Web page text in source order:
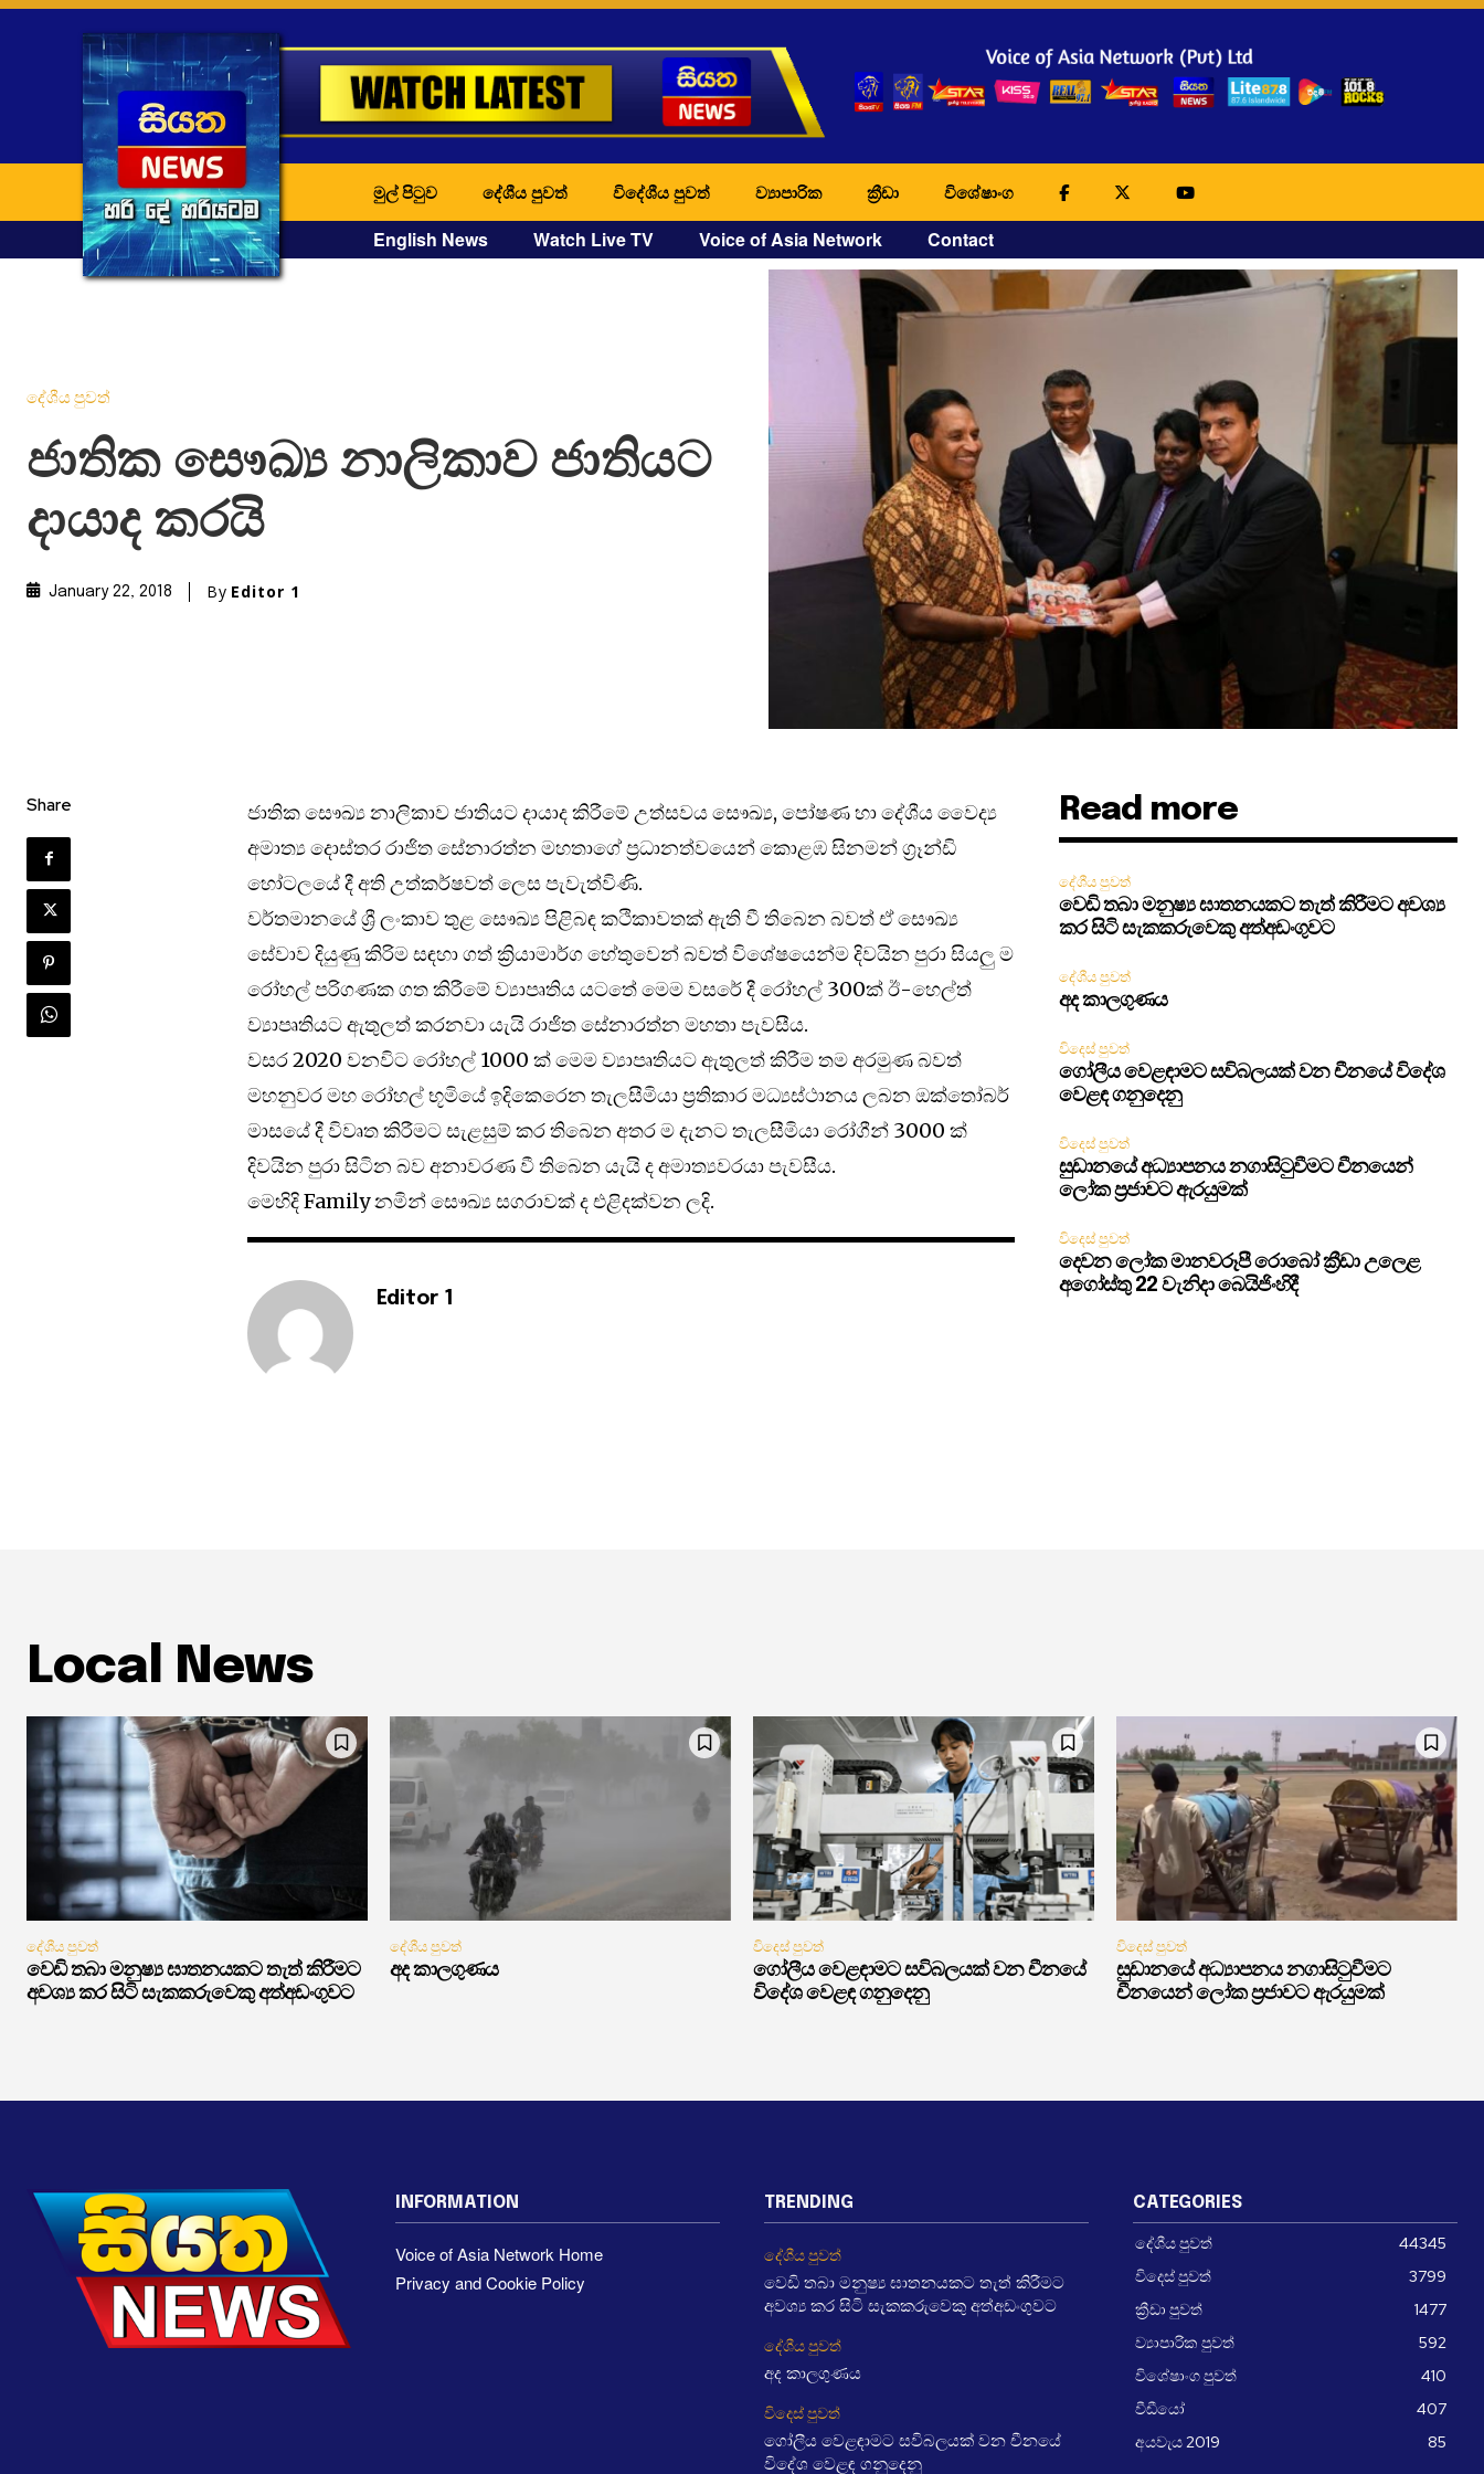
මුල් පිටුව දේශීය පුවත් විදේශීය පුවත් ව්‍යාපාරික ක්‍රීඩා විශේෂාංග
English News Watch Live TV Voice of Asia Network Contact
දේශීය පුවත්
ජාතික සෞඛ්‍ය නාලිකාව ජාතියට
දායාද කරයි
January 22, 2018 By Editor 1
Share
ජාතික සෞඛ්‍ය නාලිකාව ජාතියට දායාද කිරීමේ උත්සවය සෞඛ්‍ය, පෝෂණ හා දේශීය වෛද්‍ය
අමාත්‍ය දොස්තර රාජිත සේනාරත්න මහතාගේ ප්‍රධානත්වයෙන් කොළඹ සිනමන් ග්‍රෑන්ඩි
හෝටලයේ දී අති උත්කර්ෂවත් ලෙස පැවැත්විණි.
වර්තමානයේ ශ්‍රී ලංකාව තුළ සෞඛ්‍ය පිළිබඳ කථිකාවතක් ඇති වී තිබෙන බවත් ඒ සෞඛ්‍ය
සේවාව දියුණු කිරිම සඳහා ගත් ක්‍රියාමාර්ග හේතුවෙන් බවත් විශේෂයෙන්ම දිවයින පුරා සියලු ම
රෝහල් පරිගණක ගත කිරීමේ ව්‍යාපෘතිය යටතේ මෙම වසරේ දී රෝහල් 300ක් ඊ-හෙල්ත්
ව්‍යාපෘතියට ඇතුලත් කරනවා යැයි රාජිත සේනාරත්න මහතා පැවසීය.
වසර 2020 වනවිට රෝහල් 1000 ක් මෙම ව්‍යාපෘතියට ඇතුලත් කිරීම තම අරමුණ බවත්
මහනුවර මහ රෝහල් භූමියේ ඉදිකෙරෙන තැලසීමියා ප්‍රතිකාර මධ්‍යස්ථානය ලබන ඔක්තෝබර්
මාසයේ දී විවෘත කිරීමට සැළසුම් කර තිබෙන අතර ම දැනට තැලසීමියා රෝගීන් 3000 ක්
දිවයින පුරා සිටින බව අනාවරණ වී තිබෙන යැයි ද අමාත්‍යවරයා පැවසීය.
මෙහිදි Family නමින් සෞඛ්‍ය සගරාවක් ද එළිදක්වන ලදි.
Editor 1
Read more
දේශීය පුවත්
වෙඩි තබා මනුෂ්‍ය ඝාතනයකට තැත් කිරීමට අවශ්‍ය
කර සිටි සැකකරුවෙකු අත්අඩංගුවට
දේශීය පුවත්
අද කාලගුණය
විදෙස් පුවත්
ගෝලීය වෙළඳාමට සවිබලයක් වන චීනයේ විදේශ
වෙළඳ ගනුදෙනු
විදෙස් පුවත්
සුඩානයේ අධ්‍යාපනය නගාසිටුවීමට චීනයෙන්
ලෝක ප්‍රජාවට ඇරයුමක්
විදෙස් පුවත්
දෙවන ලෝක මානවරූපී රොබෝ ක්‍රීඩා උලෙළ
අගෝස්තු 22 වැනිදා බෙයිජිංහිදී
Local News
දේශීය පුවත්
වෙඩි තබා මනුෂ්‍ය ඝාතනයකට තැත් කිරීමට
අවශ්‍ය කර සිටි සැකකරුවෙකු අත්අඩංගුවට
දේශීය පුවත්
අද කාලගුණය
විදෙස් පුවත්
ගෝලීය වෙළඳාමට සවිබලයක් වන චීනයේ
විදේශ වෙළඳ ගනුදෙනු
විදෙස් පුවත්
සුඩානයේ අධ්‍යාපනය නගාසිටුවීමට
චීනයෙන් ලෝක ප්‍රජාවට ඇරයුමක්
INFORMATION
Voice of Asia Network Home
Privacy and Cookie Policy
TRENDING
දේශීය පුවත්
වෙඩි තබා මනුෂ්‍ය ඝාතනයකට තැත් කිරීමට
අවශ්‍ය කර සිටි සැකකරුවෙකු අත්අඩංගුවට
දේශීය පුවත්
අද කාලගුණය
විදෙස් පුවත්
ගෝලීය වෙළඳාමට සවිබලයක් වන චීනයේ
විදේශ වෙළඳ ගනුදෙනු
CATEGORIES
දේශීය පුවත්
44345
විදෙස් පුවත්
3799
ක්‍රීඩා පුවත්
1477
ව්‍යාපාරික පුවත්
592
විශේෂාංග පුවත්
410
වීඩීයෝ
407
අයවැය 2019
85